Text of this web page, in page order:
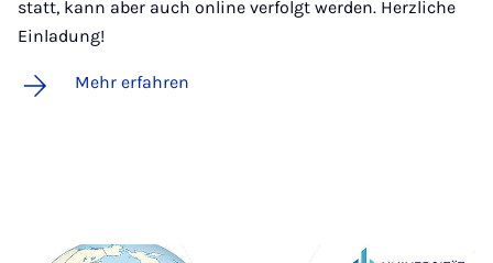
statt, kann aber auch online verfolgt werden. Herzliche
Einladung!
Mehr erfahren